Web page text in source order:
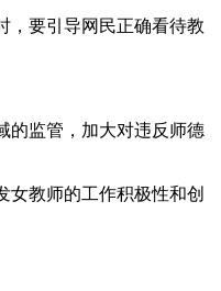
，要引导网民正确看待教
的监管，加大对违反师德
教师的工作积极性和创